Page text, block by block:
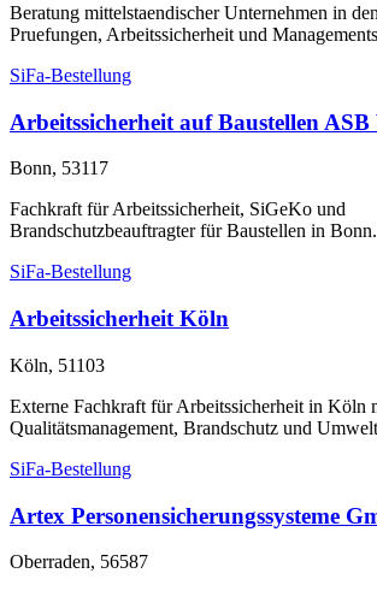
Beratung mittelstaendischer Unternehmen in
Pruefungen, Arbeitssicherheit und
SiFa-Bestellung
Arbeitssicherheit auf Baustellen
Bonn, 53117
Fachkraft für Arbeitssicherheit, SiGeKo und
Brandschutzbeauftragter für Baustellen in Bonn.
SiFa-Bestellung
Arbeitssicherheit Köln
Köln, 51103
Externe Fachkraft für Arbeitssicherheit in Köln
Qualitätsmanagement, Brandschutz und
SiFa-Bestellung
Artex Personensicherungssysteme
Oberraden, 56587